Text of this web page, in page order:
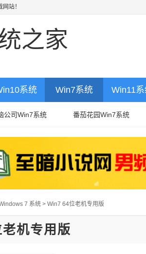
站！
之家
系统 Win7系统 Win11
公司Win7系统 番茄花园Win7系统
7 系统 > Win7 64位老机专用版
机专用版